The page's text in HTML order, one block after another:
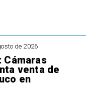
de 2026
Cámaras
venta de
en